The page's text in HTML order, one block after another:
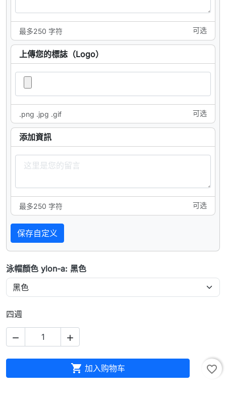
最多250 字符 可选
上傳您的標誌（Logo）
.png .jpg .gif 可选
添加資訊
最多250 字符 可选
保存自定义
泳帽顏色 ylon-a: 黑色
四週
 
 加入购物车 favorite_border